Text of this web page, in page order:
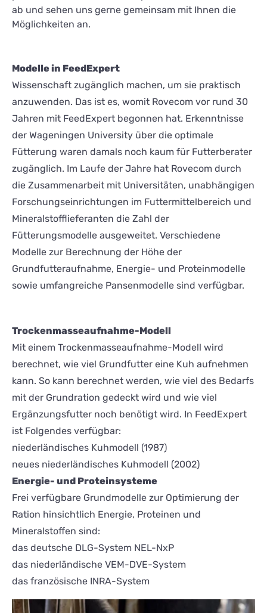
ab und sehen uns gerne gemeinsam mit Ihnen die
Möglichkeiten an.
Modelle in FeedExpert
Wissenschaft zugänglich machen, um sie praktisch
anzuwenden. Das ist es, womit Rovecom vor rund 30
Jahren mit FeedExpert begonnen hat. Erkenntnisse
der Wageningen University über die optimale
Fütterung waren damals noch kaum für Futterberater
zugänglich. Im Laufe der Jahre hat Rovecom durch
die Zusammenarbeit mit Universitäten, unabhängigen
Forschungseinrichtungen im Futtermittelbereich und
Mineralstofflieferanten die Zahl der
Fütterungsmodelle ausgeweitet. Verschiedene
Modelle zur Berechnung der Höhe der
Grundfutteraufnahme, Energie- und Proteinmodelle
sowie umfangreiche Pansenmodelle sind verfügbar.
Trockenmasseaufnahme-Modell
Mit einem Trockenmasseaufnahme-Modell wird
berechnet, wie viel Grundfutter eine Kuh aufnehmen
kann. So kann berechnet werden, wie viel des Bedarfs
mit der Grundration gedeckt wird und wie viel
Ergänzungsfutter noch benötigt wird. In FeedExpert
ist Folgendes verfügbar:
niederländisches Kuhmodell (1987)
neues niederländisches Kuhmodell (2002)
Energie- und Proteinsysteme
Frei verfügbare Grundmodelle zur Optimierung der
Ration hinsichtlich Energie, Proteinen und
Mineralstoffen sind:
das deutsche DLG-System NEL-NxP
das niederländische VEM-DVE-System
das französische INRA-System